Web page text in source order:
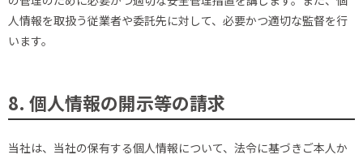
人情報を取扱う従業者や委託先に対して、必要かつ適切な監督を行
います。
8. 個人情報の開示等の請求
当社は、当社の保有する個人情報について、法令に基づきご本人か